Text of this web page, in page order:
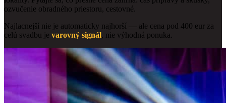
ozvučenie obradného priestoru, cestovné.
Najlacnejší nie je automaticky najhorší — ale cena pod 400 eur za
celú svadbu je varovný signál, nie výhodná ponuka.